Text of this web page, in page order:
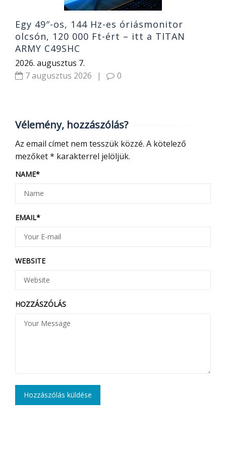
Egy 49″-os, 144 Hz-es óriásmonitor
olcsón, 120 000 Ft-ért – itt a TITAN
ARMY C49SHC
2026. augusztus 7.
7 augusztus 2026
| 0
Vélemény, hozzászólás?
Az email címet nem tesszük közzé. A kötelező
mezőket* karakterrel jelöljük.
NAME*
EMAIL*
WEBSITE
HOZZÁSZÓLÁS